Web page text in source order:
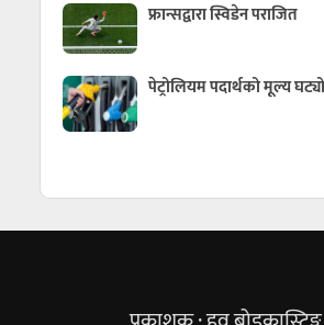
फ्रान्सद्वारा स्विडेन पराजित
पेट्रोलियम पदार्थको मूल्य